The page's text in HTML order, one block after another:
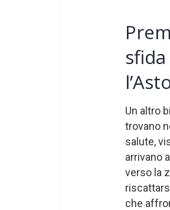
Un altro
trovano
salute,
arrivano
verso la
che